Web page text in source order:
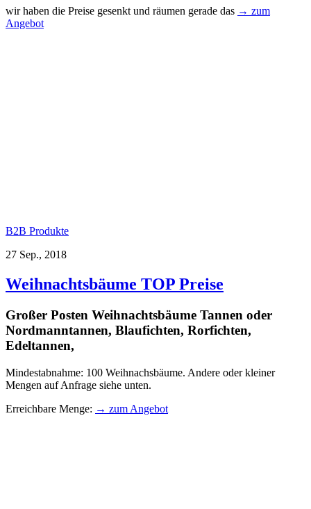
wir haben die Preise gesenkt und räumen gerade das → zum
Angebot
B2B Produkte
27 Sep., 2018
Weihnachtsbäume TOP Preise
Großer Posten Weihnachtsbäume Tannen oder
Nordmanntannen, Blaufichten, Rorfichten,
Edeltannen,
Mindestabnahme: 100 Weihnachsbäume. Andere oder kleiner
Mengen auf Anfrage siehe unten.
Erreichbare Menge: → zum Angebot